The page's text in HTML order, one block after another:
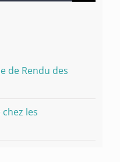
de Rendu des
les